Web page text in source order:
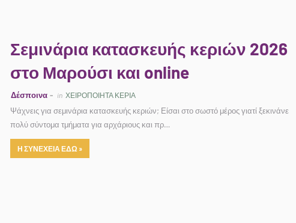
Σεμινάρια κατασκευής κεριών 2026
στο Μαρούσι και online
Δέσποινα in ΧΕΙΡΟΠΟΙΗΤΑ ΚΕΡΙΑ
Ψάχνεις για σεμινάρια κατασκευής κεριών; Είσαι στο σωστό μέρος γιατί ξεκινάνε
πολύ σύντομα τμήματα για αρχάριους και πρ…
Η ΣΥΝΕΧΕΙΑ ΕΔΩ »